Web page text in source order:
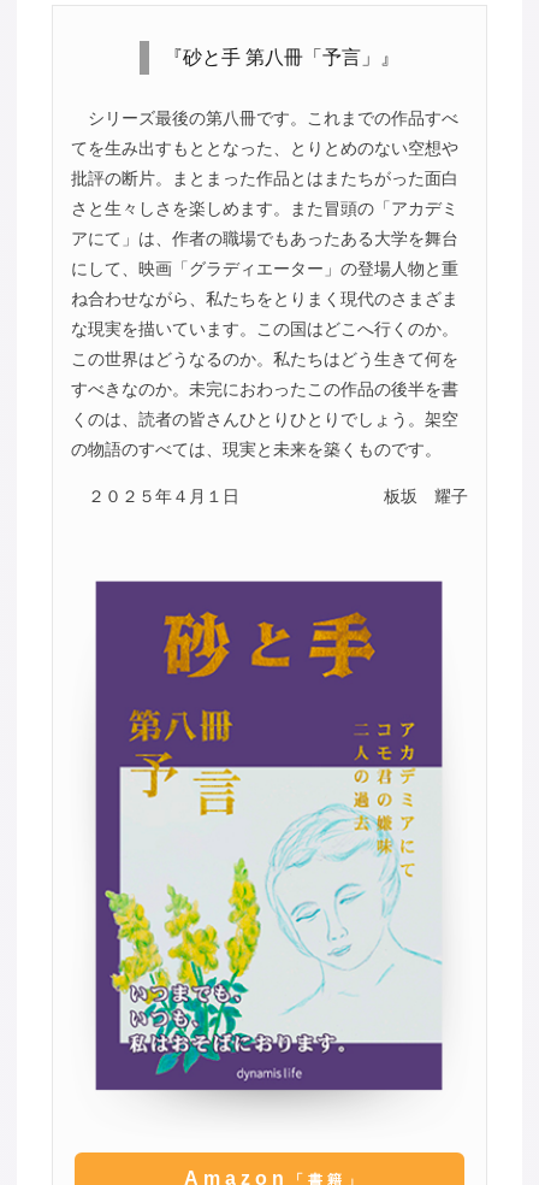
『砂と手 第八冊「予言」』
シリーズ最後の第八冊です。これまでの作品すべ
てを生み出すもととなった、とりとめのない空想や
批評の断片。まとまった作品とはまたちがった面白
さと生々しさを楽しめます。また冒頭の「アカデミ
アにて」は、作者の職場でもあったある大学を舞台
にして、映画「グラディエーター」の登場人物と重
ね合わせながら、私たちをとりまく現代のさまざま
な現実を描いています。この国はどこへ行くのか。
この世界はどうなるのか。私たちはどう生きて何を
すべきなのか。未完におわったこの作品の後半を書
くのは、読者の皆さんひとりひとりでしょう。架空
の物語のすべては、現実と未来を築くものです。
２０２５年４月１日 板坂 耀子
Amazon 「書籍」